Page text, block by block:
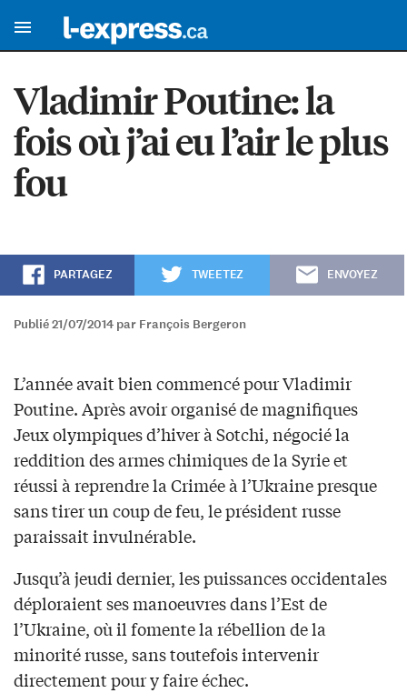
Vladimir Poutine: la
fois où j’ai eu l’air le plus
fou
PARTAGEZ TWEETEZ ENVOYEZ
Publié 21/07/2014 par François Bergeron
L’année avait bien commencé pour Vladimir
Poutine. Après avoir organisé de magnifiques
Jeux olympiques d’hiver à Sotchi, négocié la
reddition des armes chimiques de la Syrie et
réussi à reprendre la Crimée à l’Ukraine presque
sans tirer un coup de feu, le président russe
paraissait invulnérable.
Jusqu’à jeudi dernier, les puissances occidentales
déploraient ses manoeuvres dans l’Est de
l’Ukraine, où il fomente la rébellion de la
minorité russe, sans toutefois intervenir
directement pour y faire échec.